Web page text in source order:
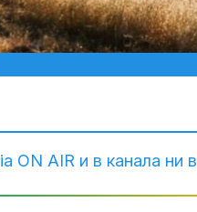
ON AIR и в канала ни в